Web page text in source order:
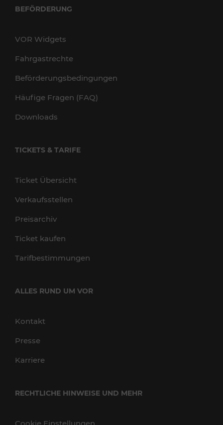
BEFÖRDERUNG
VOR Widgets
Fahrgastrechte
Beförderungsbedingungen
Häufige Fragen (FAQ)
Downloads
TICKETS & TARIFE
Ticket Übersicht
Verkaufsstellen
Preisarchiv
Ticket kaufen
Tarifbestimmungen
ALLES RUND UM VOR
Kontakt
Presse
Karriere
RECHTLICHE HINWEISE UND MEHR